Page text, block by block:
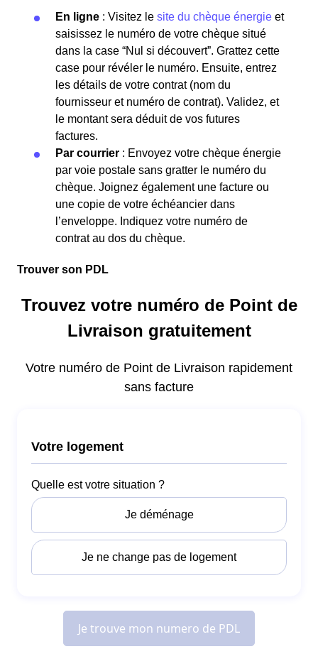
En ligne : Visitez le site du chèque énergie et
saisissez le numéro de votre chèque situé
dans la case “Nul si découvert”. Grattez cette
case pour révéler le numéro. Ensuite, entrez
les détails de votre contrat (nom du
fournisseur et numéro de contrat). Validez, et
le montant sera déduit de vos futures
factures.
Par courrier : Envoyez votre chèque énergie
par voie postale sans gratter le numéro du
chèque. Joignez également une facture ou
une copie de votre échéancier dans
l’enveloppe. Indiquez votre numéro de
contrat au dos du chèque.
Trouver son PDL